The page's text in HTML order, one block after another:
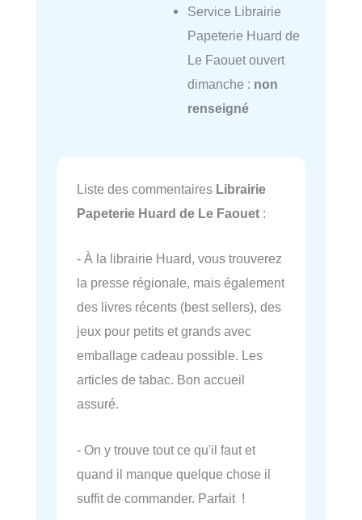
Service Librairie
Papeterie Huard de
Le Faouet ouvert
dimanche : non
renseigné
Liste des commentaires Librairie
Papeterie Huard de Le Faouet :
- À la librairie Huard, vous trouverez
la presse régionale, mais également
des livres récents (best sellers), des
jeux pour petits et grands avec
emballage cadeau possible. Les
articles de tabac. Bon accueil
assuré.
- On y trouve tout ce qu'il faut et
quand il manque quelque chose il
suffit de commander. Parfait !